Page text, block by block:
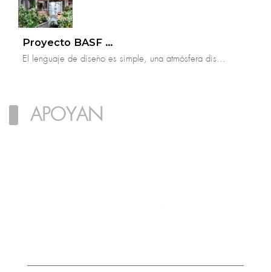
Proyecto BASF Arena
El lenguaje de diseño es simple, una atmósfera dis...
APOYAN